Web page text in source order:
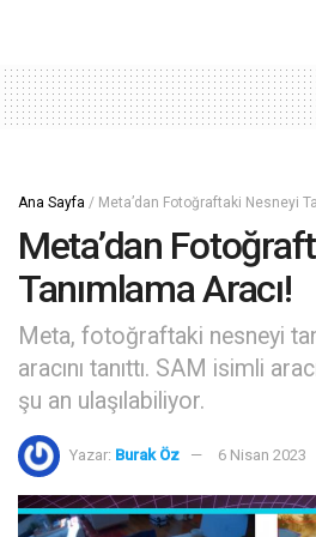
Ana Sayfa / Meta’dan Fotoğraftaki Nesneyi
Meta’dan
Tanımlama Aracı!
Meta, fotoğraftaki nesneyi
aracını tanıttı. SAM isimli
şu an ulaşılabiliyor.
Yazar: Burak Öz 6 Nisan 2023